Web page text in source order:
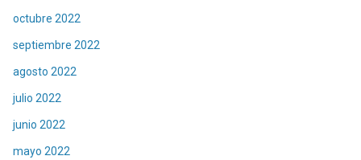
octubre 2022
septiembre 2022
agosto 2022
julio 2022
junio 2022
mayo 2022